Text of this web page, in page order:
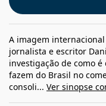
A imagem
jornalista e escritor
investigação de como
fazem do Brasil no
consoli... Ver sinopse